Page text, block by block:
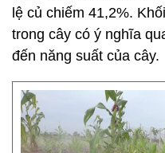
lệ củ chiếm 41,2%.
trong cây có ý nghĩa
đến năng suất của cây.